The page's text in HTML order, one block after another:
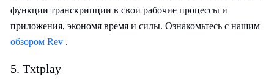
функции транскрипции в свои рабочие процессы и
приложения, экономя время и силы. Ознакомьтесь с нашим
обзором Rev .
5. Txtplay